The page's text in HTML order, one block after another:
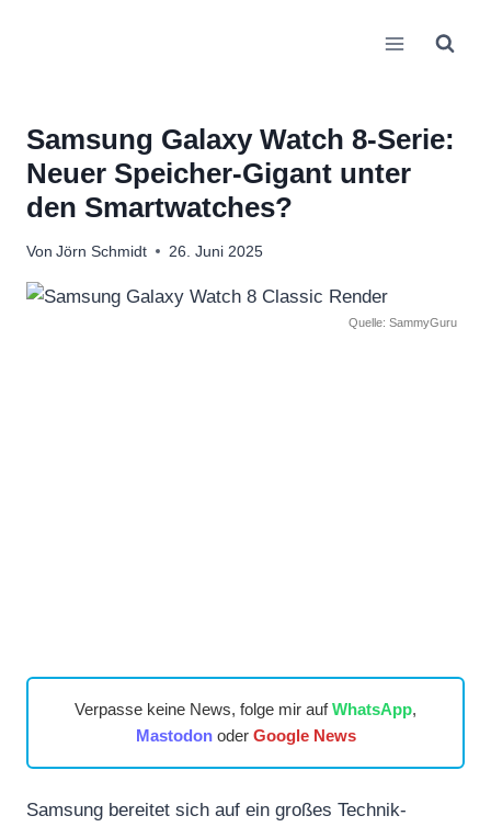
Samsung Galaxy Watch 8-Serie:
Neuer Speicher-Gigant unter
den Smartwatches?
Von Jörn Schmidt 26. Juni 2025
Quelle: SammyGuru
Verpasse keine News, folge mir aufWhatsApp,
Mastodonoder Google News
Samsung bereitet sich auf ein großes Technik-